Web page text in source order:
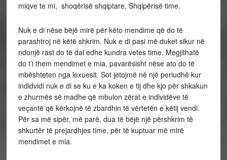
miqve te mi, shoqërisë shqiptare, Shqipërisë time.
Nuk e di nëse bëjë mirë për këto mendime që do të
parashtroj në këtë shkrim. Nuk e di pasi më duket sikur në
ndonjë rast do të dal edhe kundra vetes time. Megjithatë
do t’i them mendimet e mia, pavarësisht nëse ato do të
mbështeten nga lexuesit. Sot jetojmë në një periudhë kur
indidvidi nuk e di se ku e ka koken e tij dhe kjo për shkakun
e zhurmës së madhe që mbulon zërat e individëve të
veçantë që kërkojnë të zbardhin të vërtetën e këtij vendi.
Për sa më sipër, më parë, dua të bëjë një përshkrim të
shkurtër të prejardhjes time, për të kuptuar më mirë
mendimet e mia.